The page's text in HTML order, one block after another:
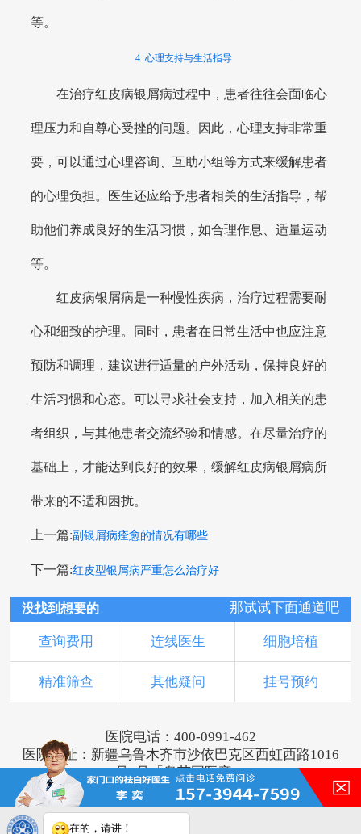
等。
4. 心理支持与生活指导
在治疗红皮病银屑病过程中，患者往往会面临心
理压力和自尊心受挫的问题。因此，心理支持非常重
要，可以通过心理咨询、互助小组等方式来缓解患者
的心理负担。医生还应给予患者相关的生活指导，帮
助他们养成良好的生活习惯，如合理作息、适量运动
等。
红皮病银屑病是一种慢性疾病，治疗过程需要耐
心和细致的护理。同时，患者在日常生活中也应注意
预防和调理，建议进行适量的户外活动，保持良好的
生活习惯和心态。可以寻求社会支持，加入相关的患
者组织，与其他患者交流经验和情感。在尽量治疗的
基础上，才能达到良好的效果，缓解红皮病银屑病所
带来的不适和困扰。
上一篇:副银屑病痊愈的情况有哪些
下一篇:红皮型银屑病严重怎么治疗好
没找到想要的 那试试下面通道吧
查询费用 连线医生 细胞培植
精准筛查 其他疑问 挂号预约
医院电话：400-0991-462
医院地址：新疆乌鲁木齐市沙依巴克区西虹西路1016
号1号「奥莱国际旁」
版权所有：乌鲁木齐新军都皮肤病医院
新ICP备16001749号-2
注：本网站信息仅供参考，不能作为诊断及医疗依
在的，请讲！